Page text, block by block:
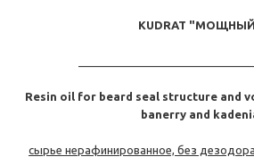
KUDRAT
Resin oil for beard seal structure and
banerry and
сырье нерафинированное, без